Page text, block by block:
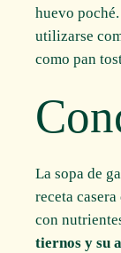
huevo
utilizarse
como pan
La sopa de
receta
con
tiernos y su